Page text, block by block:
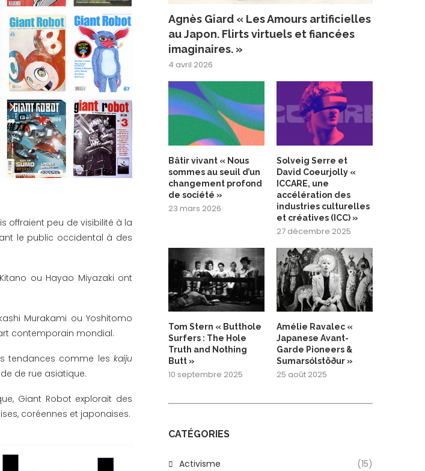
offraient peu de visibilité à la
le public occidental à des
ou Hayao Miyazaki ont
Murakami ou Yoshitomo
contemporain mondial.
tendances comme les kaiju
de rue asiatique.
Giant Robot explorait des
coréennes et japonaises.
Agnès Giard « Les Amours artificielles
au Japon. Flirts virtuels et fiancées
imaginaires. »
4 avril 2026
Bâtir vivant « Nous
sommes au seuil d’un
changement profond
de société »
23 mars 2026
Solveig Serre et
David Coeurjolly «
ICCARE, une
accélération des
industries culturelles
et créatives (ICC) »
27 décembre 2025
Tom Stern « Butthole
Surfers : The Hole
Truth and Nothing
Butt »
10 septembre 2025
Amélie Ravalec «
Japanese Avant-
Garde Pioneers &
Sumarsólstöður »
25 août 2025
CATÉGORIES
Activisme (15)